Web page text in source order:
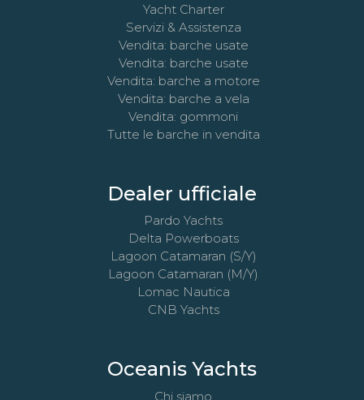
Yacht Charter
Servizi & Assistenza
Vendita: barche usate
Vendita: barche usate
Vendita: barche a motore
Vendita: barche a vela
Vendita: gommoni
Tutte le barche in vendita
Dealer ufficiale
Pardo Yachts
Delta Powerboats
Lagoon Catamaran (S/Y)
Lagoon Catamaran (M/Y)
Lomac Nautica
CNB Yachts
Oceanis Yachts
Chi siamo